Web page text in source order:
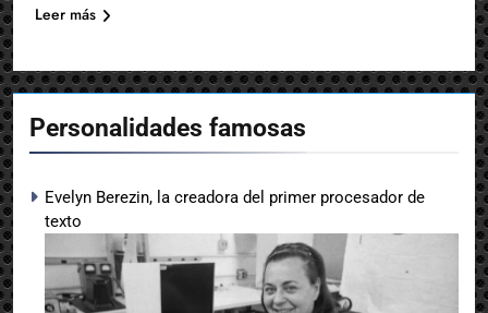
Personalidades famosas
Evelyn Berezin, la creadora del primer procesador de
texto
Leer más